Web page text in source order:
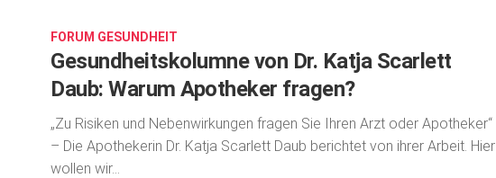
FORUM GESUNDHEIT
Gesundheitskolumne von Dr. Katja Scarlett
Daub: Warum Apotheker fragen?
„Zu Risiken und Nebenwirkungen fragen Sie Ihren Arzt oder Apotheker“
– Die Apothekerin Dr. Katja Scarlett Daub berichtet von ihrer Arbeit. Hier
wollen wir...